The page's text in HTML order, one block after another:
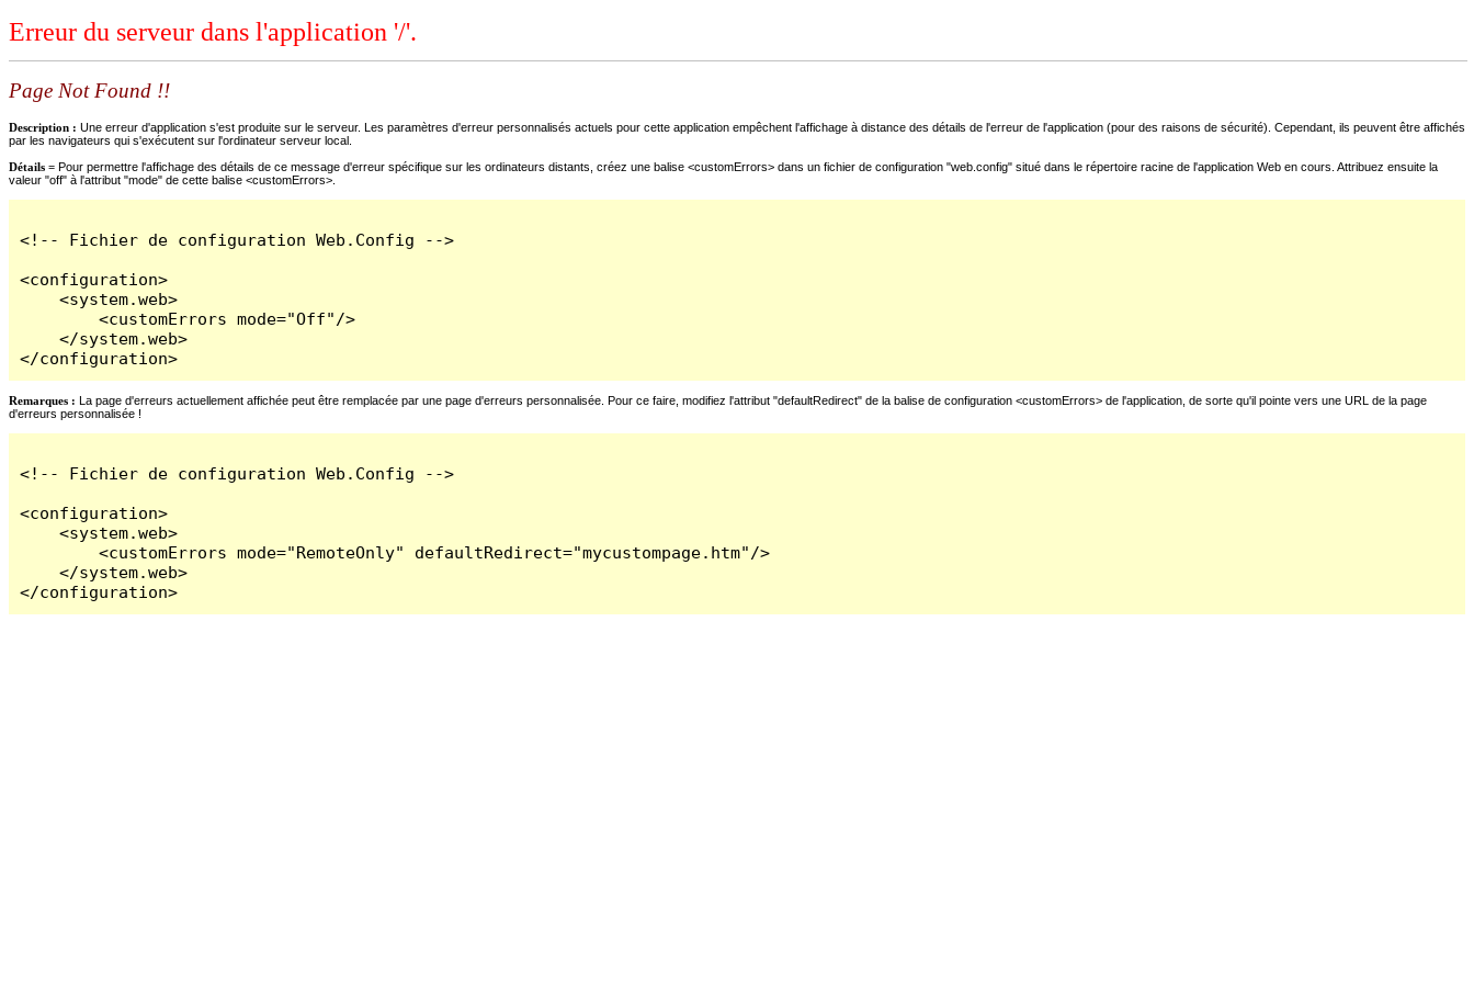
Erreur du serveur dans l'application '/'.
Page Not Found !!
Description : Une erreur d'application s'est produite sur le serveur. Les paramètres d'erreur personnalisés actuels pour cette application empêchent l'affichage à distance des détails de l'erreur de l'application (pour des raisons de sécurité). Cependant, ils peuvent être affichés
par les navigateurs qui s'exécutent sur l'ordinateur serveur local.
Détails = Pour permettre l'affichage des détails de ce message d'erreur spécifique sur les ordinateurs distants, créez une balise <customErrors> dans un fichier de configuration "web.config" situé dans le répertoire racine de l'application Web en cours. Attribuez ensuite la
valeur "off" à l'attribut "mode" de cette balise <customErrors>.
<!-- Fichier de configuration Web.Config -->
<configuration>
    <system.web>
        <customErrors mode="Off"/>
    </system.web>
</configuration>
Remarques : La page d'erreurs actuellement affichée peut être remplacée par une page d'erreurs personnalisée. Pour ce faire, modifiez l'attribut "defaultRedirect" de la balise de configuration <customErrors> de l'application, de sorte qu'il pointe vers une URL de la page
d'erreurs personnalisée !
<!-- Fichier de configuration Web.Config -->
<configuration>
    <system.web>
        <customErrors mode="RemoteOnly" defaultRedirect="mycustompage.htm"/>
    </system.web>
</configuration>